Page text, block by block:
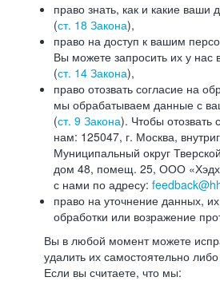
право знать, как и какие
(ст. 18 Закона),
право на доступ к вашим
Вы можете запросить их у нас
(ст. 14 Закона),
право отозвать согласие на
мы обрабатываем данные с
(ст. 9 Закона). Чтобы отозвать
нам: 125047, г. Москва,
Муниципальный округ
дом 48, помещ. 25, ООО
с нами по адресу:
право на уточнение данных,
обработки или возражение
Вы в любой момент можете
удалить их самостоятельно либо
Если вы считаете, что мы: